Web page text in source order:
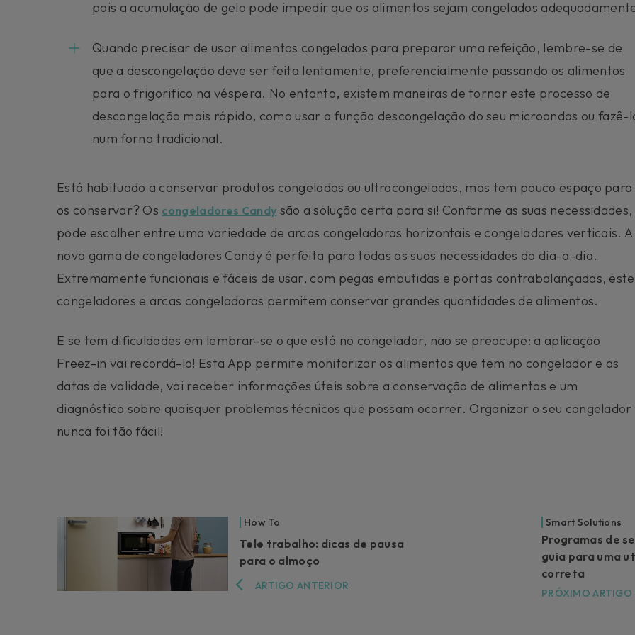
pois a acumulação de gelo pode impedir que os alimentos sejam congelados
Quando precisar de usar alimentos congelados para preparar uma refeição, lembre-se de
que a descongelação deve ser feita lentamente, preferencialmente passando os alimentos
para o frigorifico na véspera. No entanto, existem maneiras de tornar este processo de
descongelação mais rápido, como usar a função descongelação do seu microondas ou fazê-
num forno tradicional.
Está habituado a conservar produtos congelados ou ultracongelados, mas tem pouco espaço para
os conservar? Os congeladores Candy são a solução certa para si! Conforme as suas necessidades,
pode escolher entre uma variedade de arcas congeladoras horizontais e congeladores verticais. A
nova gama de congeladores Candy é perfeita para todas as suas necessidades do dia-a-dia.
Extremamente funcionais e fáceis de usar, com pegas embutidas e portas contrabalançadas,
congeladores e arcas congeladoras permitem conservar grandes quantidades de alimentos.
E se tem dificuldades em lembrar-se o que está no congelador, não se preocupe: a aplicação
Freez-in vai recordá-lo! Esta App permite monitorizar os alimentos que tem no congelador e as
datas de validade, vai receber informações úteis sobre a conservação de alimentos e um
diagnóstico sobre quaisquer problemas técnicos que possam ocorrer. Organizar o seu congelador
nunca foi tão fácil!
How To
Tele trabalho: dicas de pausa
para o almoço
ARTIGO ANTERIOR
Smart Solutions
Programas de
guia para uma
correta
PRÓXIMO ARTIGO